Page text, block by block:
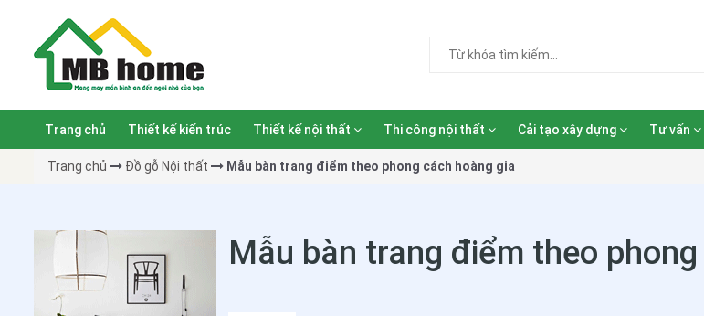
Trang chủ Thiết kế kiến trúc Thiết kế nội thất Thi công nội thất Cải tạo xây dựng Tư vấn
Trang chủ Đồ gỗ Nội thất Mẫu bàn trang điểm theo phong cách hoàng gia
Mẫu bàn trang điểm theo